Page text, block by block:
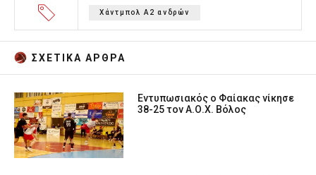
Χάντμπολ Α2 ανδρών
ΣΧΕΤΙΚA AΡΘΡΑ
Εντυπωσιακός ο Φαίακας νίκησε
38-25 τον Α.Ο.Χ. Βόλος